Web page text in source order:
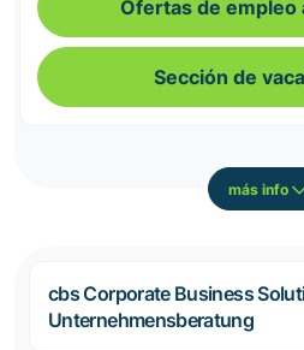
Ofertas de empleo
Sección de
más info
cbs Corporate Business
Unternehmensberatung